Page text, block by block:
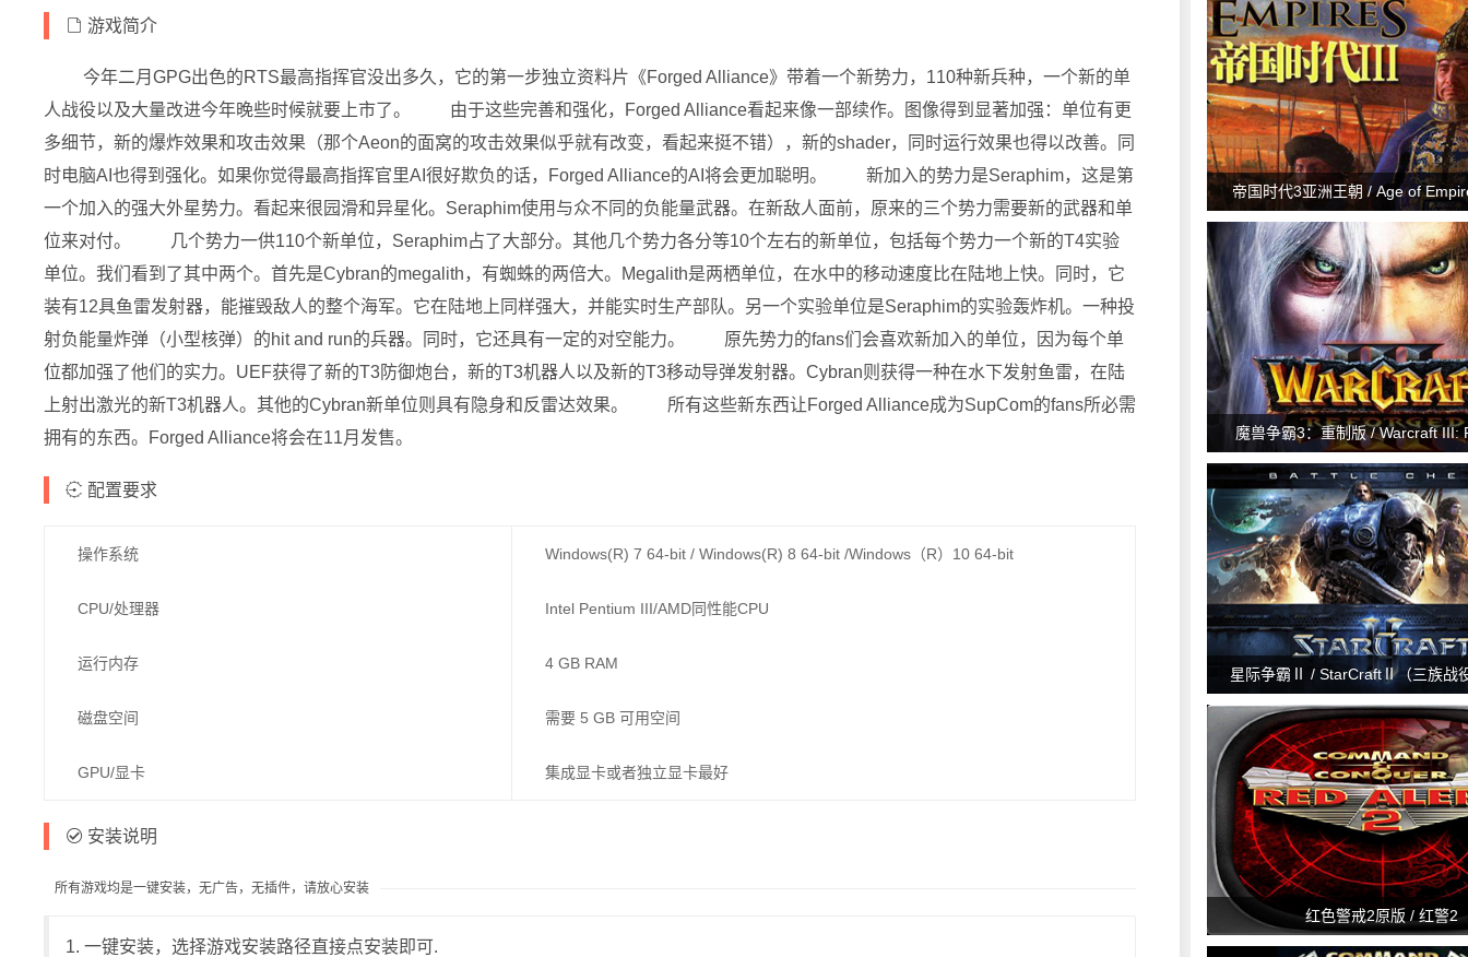
游戏简介
今年二月GPG出色的RTS最高指挥官没出多久，它的第一步独立资料片《Forged Alliance》带着一个新势力，110种新兵种，一个新的单
人战役以及大量改进今年晚些时候就要上市了。 由于这些完善和强化，Forged Alliance看起来像一部续作。图像得到显著加强：单位有更
多细节，新的爆炸效果和攻击效果（那个Aeon的面窝的攻击效果似乎就有改变，看起来挺不错），新的shader，同时运行效果也得以改善。同
时电脑AI也得到强化。如果你觉得最高指挥官里AI很好欺负的话，Forged Alliance的AI将会更加聪明。 新加入的势力是Seraphim，这是第
一个加入的强大外星势力。看起来很园滑和异星化。Seraphim使用与众不同的负能量武器。在新敌人面前，原来的三个势力需要新的武器和单
位来对付。 几个势力一供110个新单位，Seraphim占了大部分。其他几个势力各分等10个左右的新单位，包括每个势力一个新的T4实验
单位。我们看到了其中两个。首先是Cybran的megalith，有蜘蛛的两倍大。Megalith是两栖单位，在水中的移动速度比在陆地上快。同时，它
装有12具鱼雷发射器，能摧毁敌人的整个海军。它在陆地上同样强大，并能实时生产部队。另一个实验单位是Seraphim的实验轰炸机。一种投
射负能量炸弹（小型核弹）的hit and run的兵器。同时，它还具有一定的对空能力。 原先势力的fans们会喜欢新加入的单位，因为每个单
位都加强了他们的实力。UEF获得了新的T3防御炮台，新的T3机器人以及新的T3移动导弹发射器。Cybran则获得一种在水下发射鱼雷，在陆
上射出激光的新T3机器人。其他的Cybran新单位则具有隐身和反雷达效果。 所有这些新东西让Forged Alliance成为SupCom的fans所必需
拥有的东西。Forged Alliance将会在11月发售。
配置要求
操作系统 Windows(R) 7 64-bit / Windows(R) 8 64-bit /Windows（R）10 64-bit
CPU/处理器 Intel Pentium III/AMD同性能CPU
运行内存 4 GB RAM
磁盘空间 需要 5 GB 可用空间
GPU/显卡 集成显卡或者独立显卡最好
安装说明
所有游戏均是一键安装，无广告，无插件，请放心安装
1. 一键安装，选择游戏安装路径直接点安装即可.
帝国时代3亚洲王朝 / Age of
魔兽争霸3：重制版 / Warcraft III:
星际争霸Ⅱ / StarCraftⅡ（三族战
红色警戒2原版 / 红警2